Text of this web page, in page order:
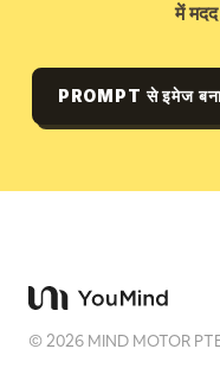
में
PROMPT से इमेज
©2026 MIND MOTOR